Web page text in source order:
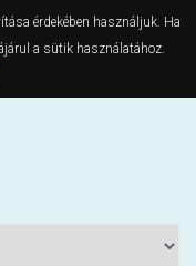
érdekében használjuk. Ha
a sütik használatához.